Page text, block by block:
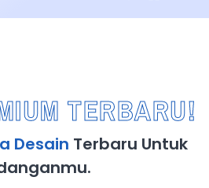
TERBARU!
Desain Terbaru Untuk